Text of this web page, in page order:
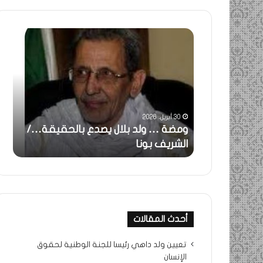
بونا
ومضة
يصدع
بونا 30 أبريل، 2026
ومضة … ولد بلال يصدع بالحقيقة…/
الشريف بونا
أحدث المقالات
تعيين ولد داهي رئيسا للجنة الوطنية لحقوق
الإنسان